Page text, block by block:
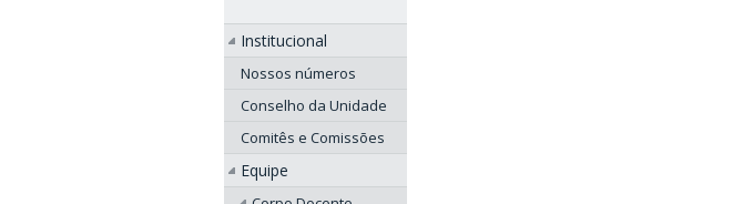
Institucional
Nossos números
Conselho da Unidade
Comitês e Comissões
Equipe